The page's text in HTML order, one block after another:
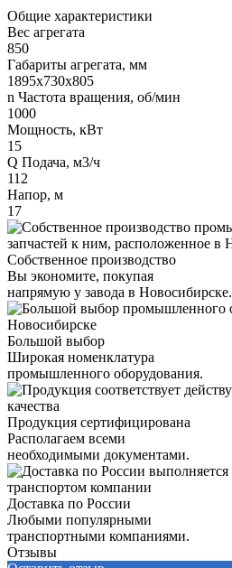
Общие характеристики
Вес агрегата
850
Габариты агрегата, мм
1895х730х805
n Частота вращения, об/мин
1000
Мощность, кВт
15
Q Подача, м3/ч
112
Напор, м
17
Собственное производство
Вы экономите, покупая
напрямую у завода в Новосибирске.
Большой выбор
Широкая номенклатура
промышленного оборудования.
Продукция сертифицирована
Располагаем всеми
необходимыми документами.
Доставка по России
Любыми популярными
транспортными компаниями.
Отзывы